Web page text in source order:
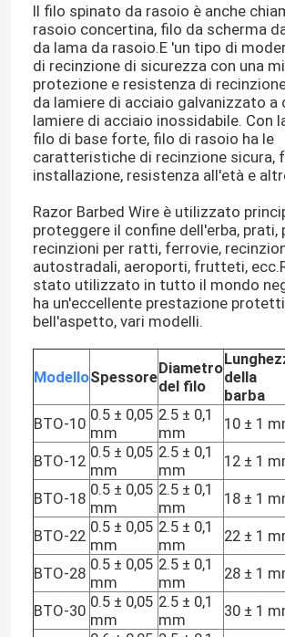
Il filo spinato da rasoio è anche
rasoio concertina, filo da scherma
da lama da rasoio.E 'un tipo di
di recinzione di sicurezza con una
protezione e resistenza di
da lamiere di acciaio galvanizzato a
lamiere di acciaio inossidabile. Con
filo di base forte, filo di rasoio ha le
caratteristiche di recinzione sicura,
installazione, resistenza all'età e
Razor Barbed Wire è utilizzato
proteggere il confine dell'erba, prati,
recinzioni per ratti, ferrovie,
autostradali, aeroporti, frutteti,
stato utilizzato in tutto il mondo
ha un'eccellente prestazione
bell'aspetto, vari modelli.
ModelloSpessoreDiametro
del filo
della
barba
BTO-10 0.5 ± 0,05
mm
2.5 ± 0,1
mm
10 ± 1
BTO-12 0.5 ± 0,05
mm
2.5 ± 0,1
mm
12 ± 1
BTO-18 0.5 ± 0,05
mm
2.5 ± 0,1
mm
18 ± 1
BTO-22 0.5 ± 0,05
mm
2.5 ± 0,1
mm
22 ± 1
BTO-28 0.5 ± 0,05
mm
2.5 ± 0,1
mm
28 ± 1
BTO-30 0.5 ± 0,05
mm
2.5 ± 0,1
mm
30 ± 1